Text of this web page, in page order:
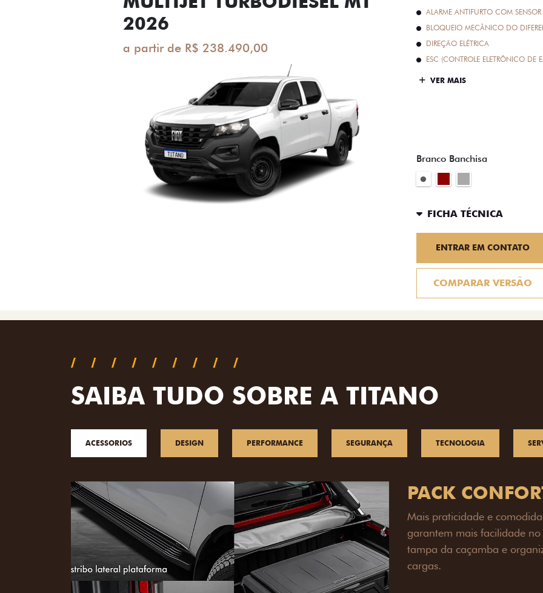
2026
a partir de R$ 238.490,00
ALARME ANTIFURTO COM SENSOR
BLOQUEIO MECÂNICO DO
DIREÇÃO ELÉTRICA
ESC (CONTROLE ELETRÔNICO DE
VER MAIS
Branco Banchisa
FICHA TÉCNICA
ENTRAR EM CONTATO
COMPARAR VERSÃO
SAIBA TUDO SOBRE A TITANO
ACESSORIOS DESIGN PERFORMANCE SEGURANÇA TECNOLOGIA
PACK OFF-
Prepare sua picape para
engate de reboque para
lamas e overbumper,
proteção extra para a